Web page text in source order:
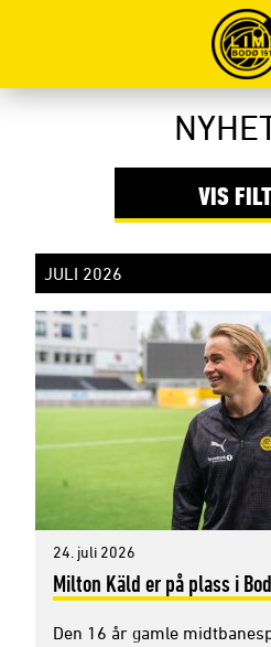
JULI 2026
24. juli 2026
Milton Käld er på plass i
Den 16 år gamle
VIS